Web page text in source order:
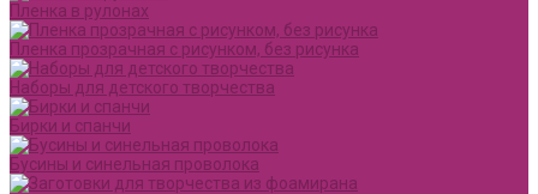
Пленка в рулонах
Пленка прозрачная с рисунком, без рисунка
Наборы для детского творчества
Бирки и спанчи
Бусины и синельная проволока